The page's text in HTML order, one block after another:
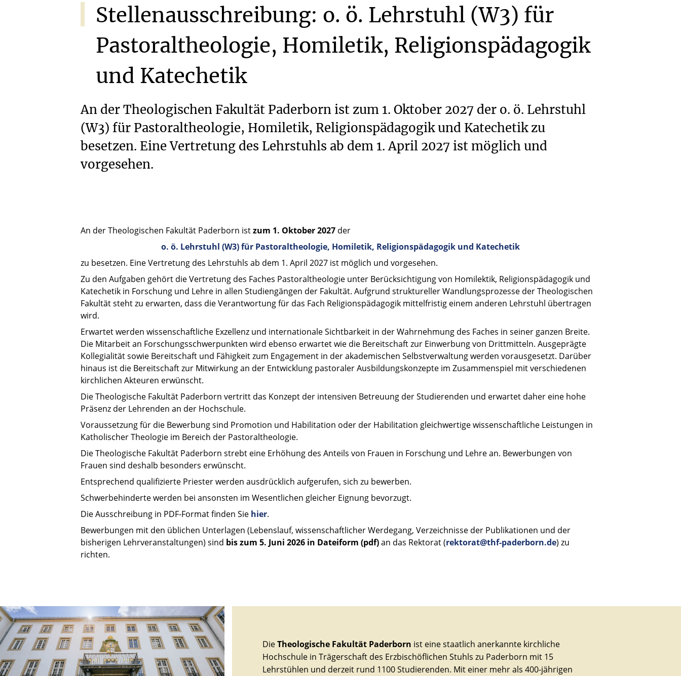
Stellenausschreibung: o. ö. Lehrstuhl (W3) für
Pastoraltheologie, Homiletik, Religionspädagogik
und Katechetik
An der Theologischen Fakultät Paderborn ist zum 1. Oktober 2027 der o. ö. Lehrstuhl
(W3) für Pastoraltheologie, Homiletik, Religionspädagogik und Katechetik zu
besetzen. Eine Vertretung des Lehrstuhls ab dem 1. April 2027 ist möglich und
vorgesehen.
An der Theologischen Fakultät Paderborn istzum 1. Oktober 2027 der
o. ö. Lehrstuhl (W3) für Pastoraltheologie, Homiletik, Religionspädagogik und Katechetik
zu besetzen. Eine Vertretung des Lehrstuhls ab dem 1. April 2027 ist möglich und vorgesehen.
Zu den Aufgaben gehört die Vertretung des Faches Pastoraltheologie unter Berücksichtigung von Homilektik, Religionspädagogik und
Katechetik in Forschung und Lehre in allen Studiengängen der Fakultät. Aufgrund struktureller Wandlungsprozesse der Theologischen
Fakultät steht zu erwarten, dass die Verantwortung für das Fach Religionspädagogik mittelfristig einem anderen Lehrstuhl übertragen
wird.
Erwartet werden wissenschaftliche Exzellenz und internationale Sichtbarkeit in der Wahrnehmung des Faches in seiner ganzen Breite.
Die Mitarbeit an Forschungsschwerpunkten wird ebenso erwartet wie die Bereitschaft zur Einwerbung von Drittmitteln. Ausgeprägte
Kollegialität sowie Bereitschaft und Fähigkeit zum Engagement in der akademischen Selbstverwaltung werden vorausgesetzt. Darüber
hinaus ist die Bereitschaft zur Mitwirkung an der Entwicklung pastoraler Ausbildungskonzepte im Zusammenspiel mit verschiedenen
kirchlichen Akteuren erwünscht.
Die Theologische Fakultät Paderborn vertritt das Konzept der intensiven Betreuung der Studierenden und erwartet daher eine hohe
Präsenz der Lehrenden an der Hochschule.
Voraussetzung für die Bewerbung sind Promotion und Habilitation oder der Habilitation gleichwertige wissenschaftliche Leistungen in
Katholischer Theologie im Bereich der Pastoraltheologie.
Die Theologische Fakultät Paderborn strebt eine Erhöhung des Anteils von Frauen in Forschung und Lehre an. Bewerbungen von
Frauen sind deshalb besonders erwünscht.
Entsprechend qualifizierte Priester werden ausdrücklich aufgerufen, sich zu bewerben.
Schwerbehinderte werden bei ansonsten im Wesentlichen gleicher Eignung bevorzugt.
Die Ausschreibung in PDF-Format finden Sie hier.
Bewerbungen mit den üblichen Unterlagen (Lebenslauf, wissenschaftlicher Werdegang, Verzeichnisse der Publikationen und der
bisherigen Lehrveranstaltungen) sind bis zum 5. Juni 2026 in Dateiform (pdf)an das Rektorat (rektorat@thf-paderborn.de) zu
richten.
DieTheologische Fakultät Paderborn ist eine staatlich anerkannte kirchliche
Hochschule in Trägerschaft des Erzbischöflichen Stuhls zu Paderborn mit 15
Lehrstühlen und derzeit rund 1100 Studierenden. Mit einer mehr als 400-jährigen